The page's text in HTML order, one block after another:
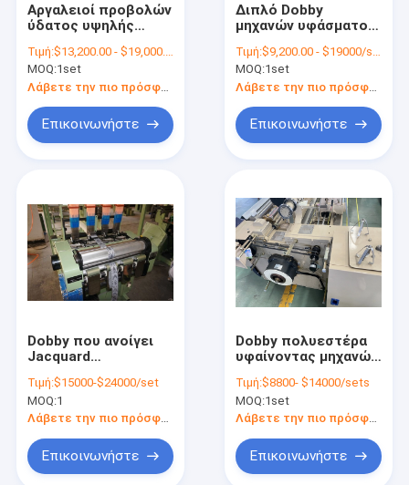
Αργαλειοί προβολών
ύδατος υψηλής
υφαίνουν το
έκκεντρο 170cm που
ρίχνει τη υψηλή
ταχύτητα
Τιμή:$13,200.00 - $19,000.00/sets
MOQ:1set
Λάβετε την πιο πρόσφατη τιμή
Επικοινωνήστε
Διπλό Dobby
μηχανών υφάσματος
προβολών ύδατος
ακροφυσίων
υφαντικό σκόρπισμα
Τιμή:$9,200.00 - $19000/sets
MOQ:1set
Επικοινωνήστε
Dobby που ανοίγει
Jacquard
4.5KW προβολών
ύδατος 360cm τον
ηλεκτρονικό
Τιμή:$15000-$24000/set
MOQ:1
Λάβετε την πιο πρόσφατη τιμή
Επικοινωνήστε
Dobby πολυεστέρα
υφαίνοντας μηχανών
υφάσματος
ηλεκτρονική
υφαίνοντας μηχανή
Τιμή:$8800- $14000/sets
MOQ:1set
Λάβετε την πιο πρόσφατη τιμή
Επικοινωνήστε